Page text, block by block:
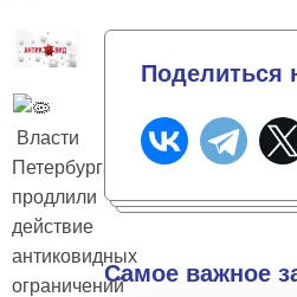
Власти
Петербурга
продлили
действие
антиковидных
ограничений
Поделиться
Самое важное